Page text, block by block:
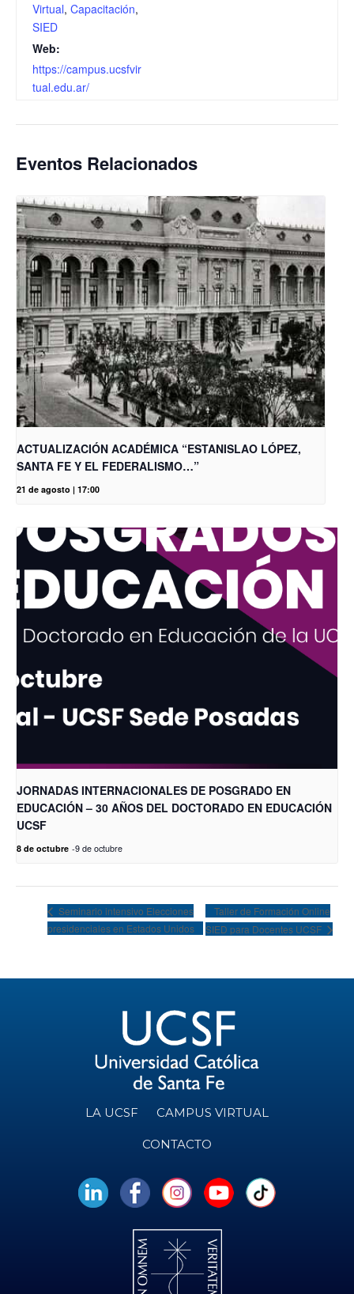
Virtual, Capacitación,
SIED
Web:
https://campus.ucsfvir
tual.edu.ar/
Eventos Relacionados
ACTUALIZACIÓN ACADÉMICA “ESTANISLAO LÓPEZ,
SANTA FE Y EL FEDERALISMO…”
21 de agosto | 17:00
JORNADAS INTERNACIONALES DE POSGRADO EN
EDUCACIÓN – 30 AÑOS DEL DOCTORADO EN EDUCACIÓN
UCSF
8 de octubre -9 de octubre
Seminario intensivo Elecciones
presidenciales en Estados Unidos
Taller de Formación Online
SIED para Docentes UCSF
LA UCSF CAMPUS VIRTUAL
CONTACTO